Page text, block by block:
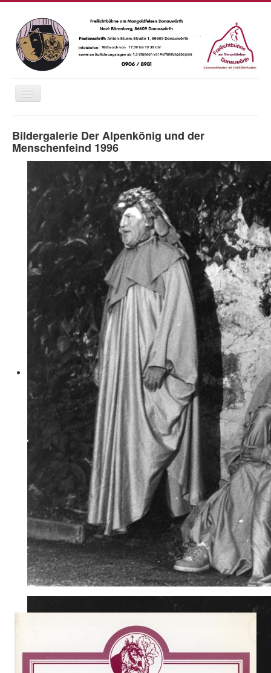
Navigation
an/aus
Saison 2026
Das Wetter
Karten
Essen und Trinken
Anfahrt
Fotos
Chronik
Theater Donauwörth e.V.
Spenden
Bildergalerie Der Alpenkönig und der
Menschenfeind 1996